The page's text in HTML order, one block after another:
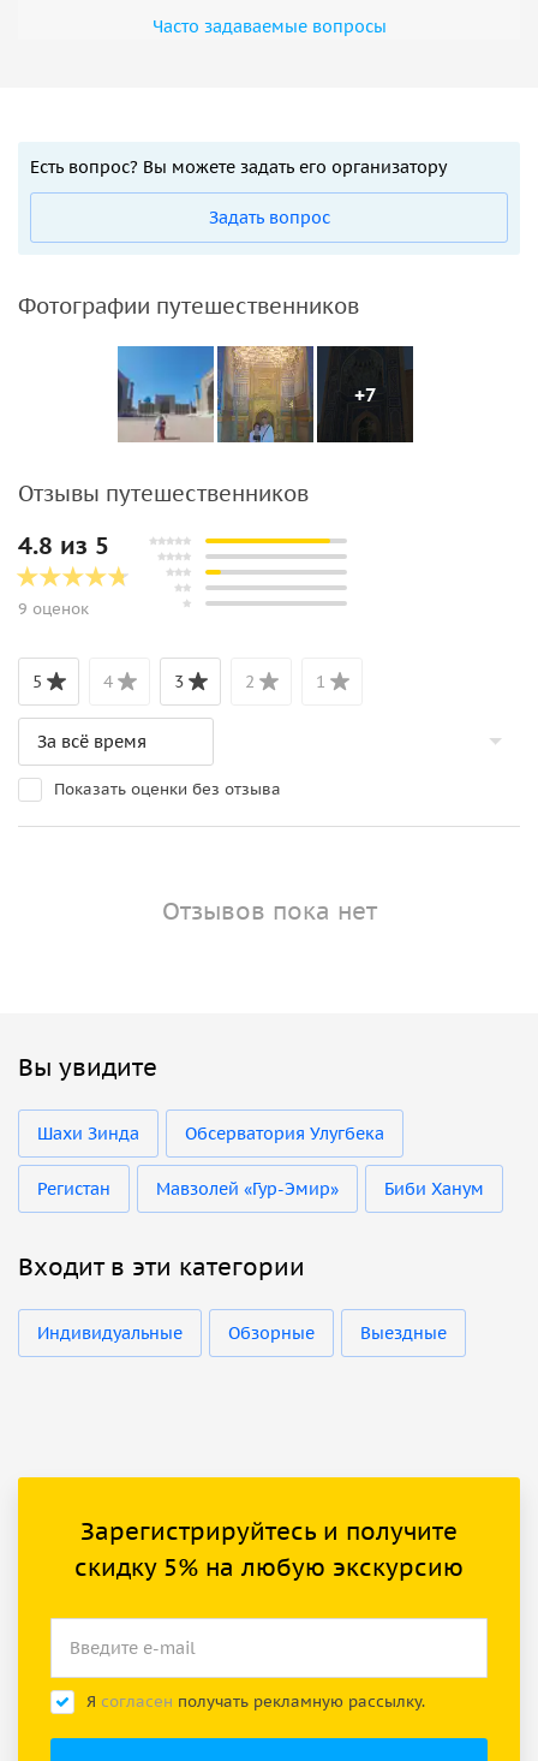
Часто задаваемые вопросы
Есть вопрос? Вы можете задать его организатору
Задать вопрос
Фотографии путешественников
+7
Отзывы путешественников
4.8 из 5
9 оценок
5 4 3 2 1
Показать оценки без отзыва
Отзывов пока нет
Вы увидите
Шахи Зинда Обсерватория Улугбека
Регистан Мавзолей «Гур-Эмир» Биби Ханум
Входит в эти категории
Индивидуальные Обзорные Выездные
Зарегистрируйтесь и получите
скидку 5% на любую экскурсию
Я согласен получать рекламную рассылку.